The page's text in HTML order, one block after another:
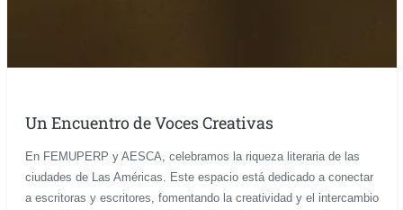
Un Encuentro de Voces Creativas
En FEMUPERP y AESCA, celebramos la riqueza literaria de las
ciudades de Las Américas. Este espacio está dedicado a conectar
a escritoras y escritores, fomentando la creatividad y el intercambio